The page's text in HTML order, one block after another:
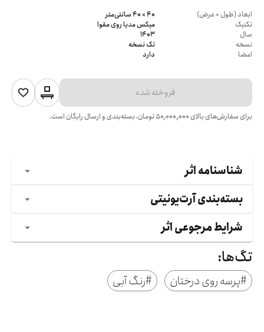
ابعاد (طول × عرض)
40 × 40 سانتی‌متر
تکنیک
میکس مدیا روی مقوا
سال
1403
نسخه
تک نسخه
امضا
دارد
فروخته شده
برای سفارش‌های بالای ۵۰٬۰۰۰٬۰۰۰تومان، بسته‌بندی و ارسال رایگان است.
شناسنامه اثر
بسته‌بندی آرت‌یونیتی
شرایط مرجوعی اثر
تگ‌ها:
#پرسه روی درختان #رنگ آبی